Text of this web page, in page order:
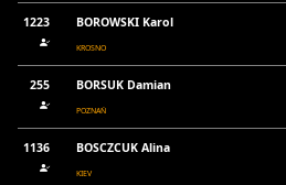
1223 BOROWSKI Karol
KROSNO
255 BORSUK Damian
POZNAŃ
1136 BOSCZCUK Alina
KIEV